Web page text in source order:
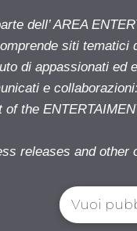
dell’ AREA
siti tematici
di appassionati ed
e collaborazioni:
of the
releases and other
Vuoi